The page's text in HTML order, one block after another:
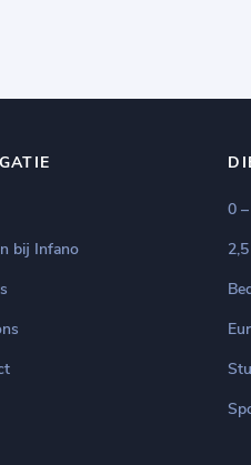
bij Infano
0